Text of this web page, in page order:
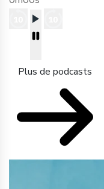
Plus de podcasts